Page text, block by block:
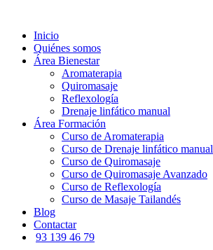
Inicio
Quiénes somos
Área Bienestar
Aromaterapia
Quiromasaje
Reflexología
Drenaje linfático manual
Área Formación
Curso de Aromaterapia
Curso de Drenaje linfático manual
Curso de Quiromasaje
Curso de Quiromasaje Avanzado
Curso de Reflexología
Curso de Masaje Tailandés
Blog
Contactar
93 139 46 79